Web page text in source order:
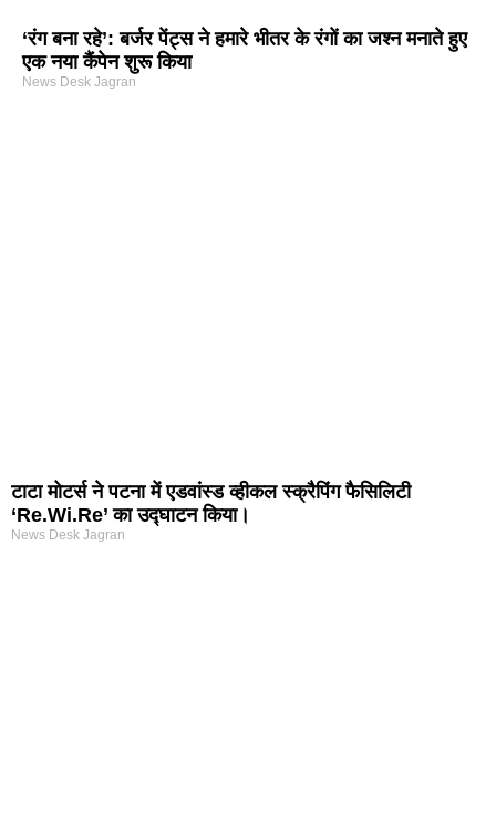
‘रंग बना रहे’: बर्जर पेंट्स ने हमारे भीतर के रंगों का जश्न मनाते हुए
एक नया कैंपेन शुरू किया
News Desk Jagran
टाटा मोटर्स ने पटना में एडवांस्ड व्हीकल स्क्रैपिंग फैसिलिटी
‘Re.Wi.Re’ का उद्घाटन किया।
News Desk Jagran